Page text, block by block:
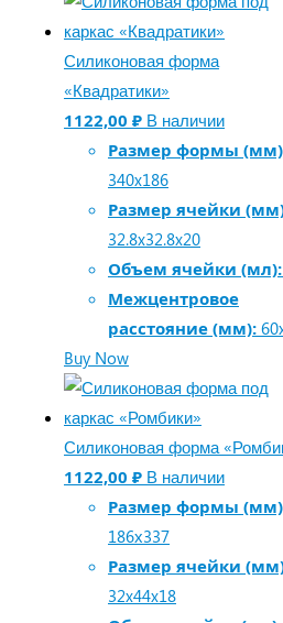
Силиконовая форма
«Квадратики»
1122,00 ₽ В наличии
Размер формы
340x186
Размер ячейки
32.8x32.8x20
Объем ячейки (мл):
Межцентровое
расстояние (мм):
Buy Now
Силиконовая форма
1122,00 ₽ В наличии
Размер формы
186х337
Размер ячейки
32x44x18